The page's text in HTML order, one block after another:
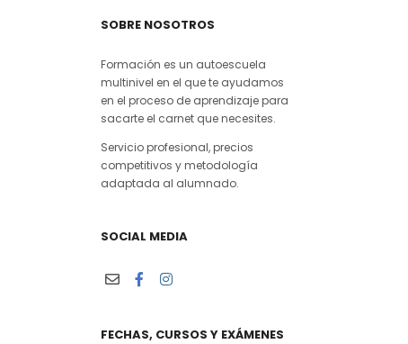
SOBRE NOSOTROS
Formación es un autoescuela
multinivel en el que te ayudamos
en el proceso de aprendizaje para
sacarte el carnet que necesites.
Servicio profesional, precios
competitivos y metodología
adaptada al alumnado.
SOCIAL MEDIA
FECHAS, CURSOS Y EXÁMENES